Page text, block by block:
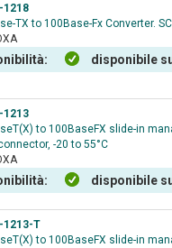
1218
TX to 100Base-Fx Converter.
disponibile
1213
to 100BaseFX slide-in
-20 to 55°C
disponibile
1213-T
to 100BaseFX slide-in